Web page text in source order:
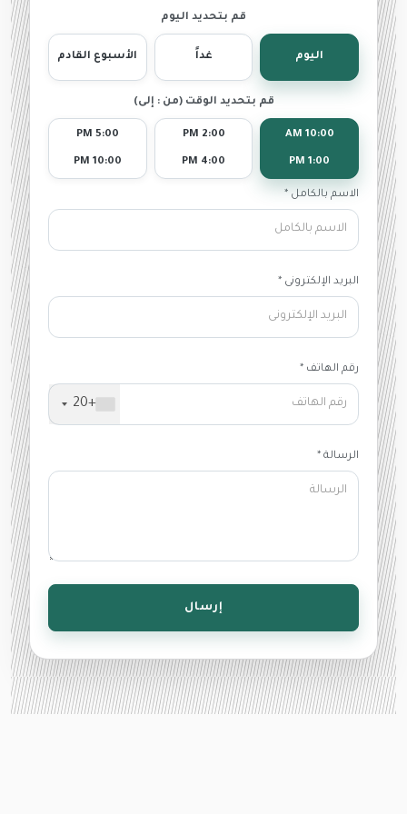
قم بتحديد اليوم
اليوم غداً الأسبوع القادم
قم بتحديد الوقت (من : إلى)
10:00 AM
1:00 PM
2:00 PM
4:00 PM
5:00 PM
10:00 PM
الاسم بالكامل *
البريد الإلكترونى *
رقم الهاتف *
+20
الرسالة *
إرسال